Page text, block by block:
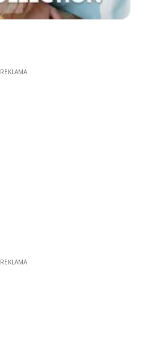
REKLAMA
REKLAMA